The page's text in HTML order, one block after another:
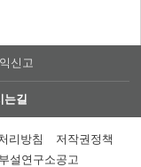
신고
는길
리방침
저작권정책
부설연구소공고